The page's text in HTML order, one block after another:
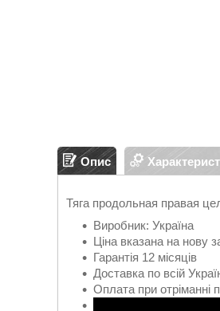
Опис
Тяга продольная правая
Виробник: Україна
Ціна вказана на нову
Гарантія 12 місяців
Доставка по всій
Оплата при отріманні